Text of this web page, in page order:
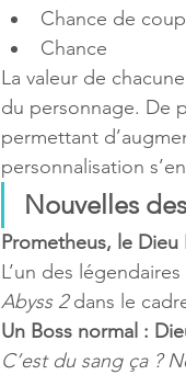
Chance de
Chance
La valeur de
du personnage. De
permettant
personnalisation
Nouvelles
Prometheus, le Dieu
L’un des
Abyss 2 dans le
Un Boss normal :
C’est du sang ça ?